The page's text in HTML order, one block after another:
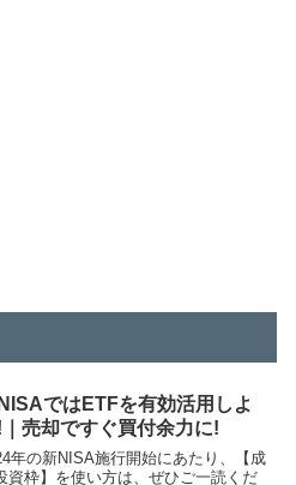
ではETFを有効活用しよ
｜売却ですぐ買付余力に!
年の新NISA施行開始にあたり、【成
資枠】を使い方は、ぜひご一読くだ